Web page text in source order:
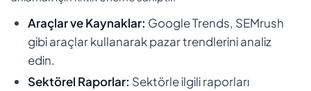
Araçlar ve Kaynaklar: Google Trends, SEMrush
gibi araçlar kullanarak pazar trendlerini analiz
edin.
Sektörel Raporlar: Sektörle ilgili raporları